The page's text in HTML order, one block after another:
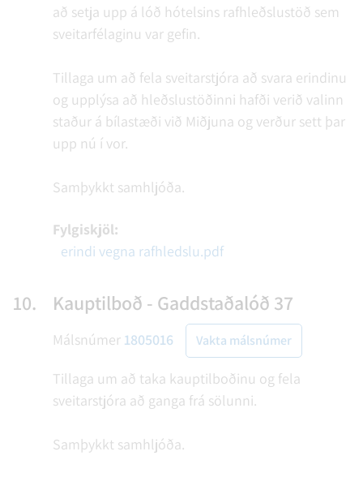
að setja upp á lóð hótelsins rafhleðslustöð sem
sveitarfélaginu var gefin.
Tillaga um að fela sveitarstjóra að svara erindinu
og upplýsa að hleðslustöðinni hafði verið valinn
staður á bílastæði við Miðjuna og verður sett þar
upp nú í vor.
Samþykkt samhljóða.
Fylgiskjöl:
erindi vegna rafhledslu.pdf
10. Kauptilboð - Gaddstaðalóð 37
Málsnúmer 1805016 Vakta málsnúmer
Tillaga um að taka kauptilboðinu og fela
sveitarstjóra að ganga frá sölunni.
Samþykkt samhljóða.